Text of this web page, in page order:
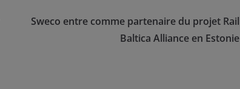
Sweco entre comme partenaire du projet Rail
Baltica Alliance en Estonie